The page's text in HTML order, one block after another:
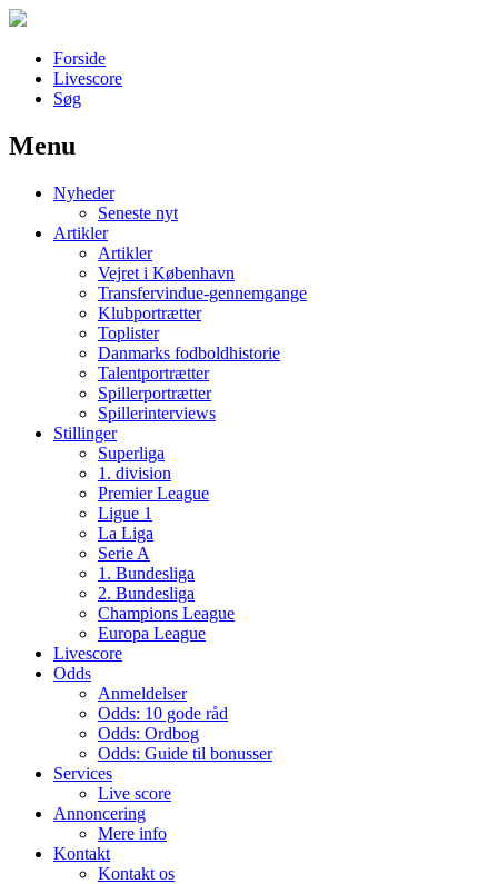
Forside
Livescore
Søg
Наши партнеры
лучшие займы
Menu
Nyheder
Seneste nyt
Artikler
Artikler
Vejret i København
Transfervindue-gennemgange
Klubportrætter
Toplister
Danmarks fodboldhistorie
Talentportrætter
Spillerportrætter
Spillerinterviews
Stillinger
Superliga
1. division
Premier League
Ligue 1
La Liga
Serie A
1. Bundesliga
2. Bundesliga
Champions League
Europa League
Livescore
Odds
Anmeldelser
Odds: 10 gode råd
Odds: Ordbog
Odds: Guide til bonusser
Services
Live score
Annoncering
Mere info
Kontakt
Kontakt os